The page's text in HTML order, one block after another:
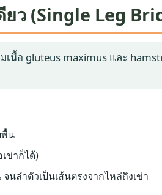
ว (Single Leg
เนื้อ gluteus maximus และ
พื้น
ข่าก็ได้)
ลำตัวเป็นเส้นตรงจากไหล่ถึงเข่า